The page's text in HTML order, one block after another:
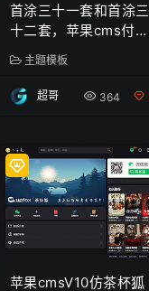
首涂三十一套和首涂三
十二套，苹果cms付费
模板
主题模板
超哥 364
苹果cmsV10仿茶杯狐